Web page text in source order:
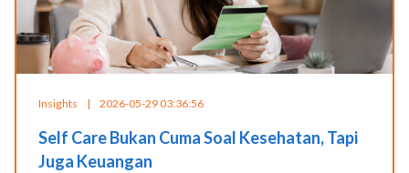
Insights | 2026-05-29 03:36:56
Self Care Bukan Cuma Soal Kesehatan, Tapi
Juga Keuangan